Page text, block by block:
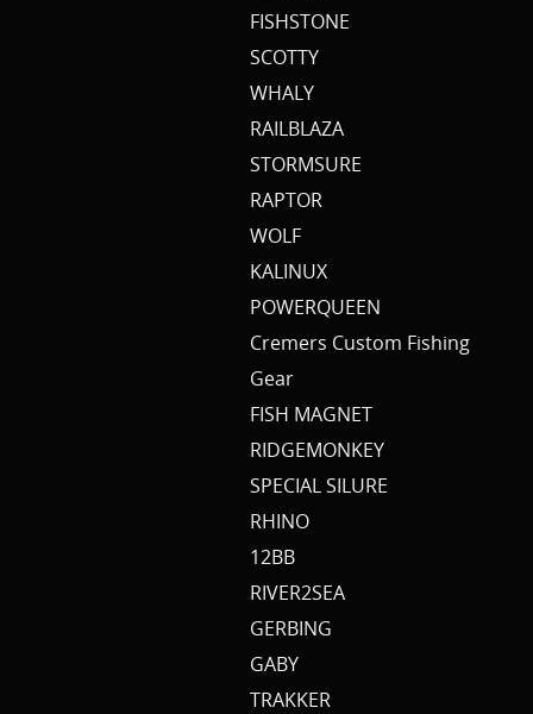
FISHSTONE
SCOTTY
WHALY
RAILBLAZA
STORMSURE
RAPTOR
WOLF
KALINUX
POWERQUEEN
Cremers Custom Fishing
Gear
FISH MAGNET
RIDGEMONKEY
SPECIAL SILURE
RHINO
12BB
RIVER2SEA
GERBING
GABY
TRAKKER